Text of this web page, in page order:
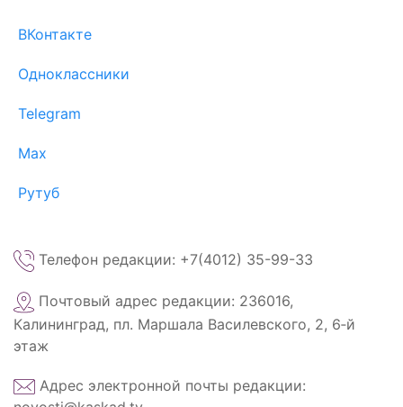
ВКонтакте
Одноклассники
Telegram
Max
Рутуб
Телефон редакции: +7(4012) 35-99-33
Почтовый адрес редакции: 236016,
Калининград, пл. Маршала Василевского, 2, 6‑й
этаж
Адрес электронной почты редакции: